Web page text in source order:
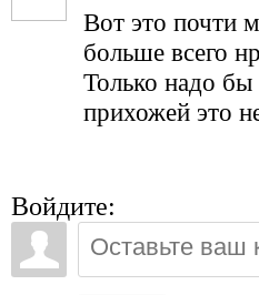
Вот это почти
больше всего
Только надо
прихожей это
Войдите: